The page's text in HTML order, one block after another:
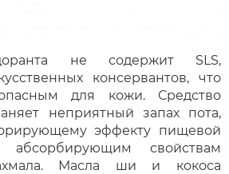
не содержит SLS,
консервантов, что
для кожи. Средство
неприятный запах пота,
эффекту пищевой
свойствам
Масла ши и кокоса